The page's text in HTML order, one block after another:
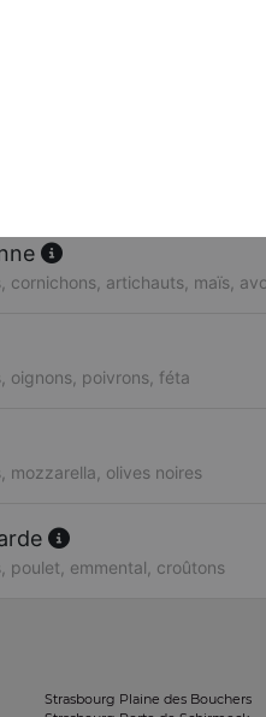
cornichons, artichauts, maïs,
oignons, poivrons, féta
mozzarella, olives noires
poulet, emmental, croûtons
Strasbourg Plaine des Bouchers